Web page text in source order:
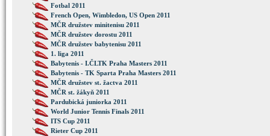
Fotbal 2011
French Open, Wimbledon, US Open 2011
MČR družstev minitenisu 2011
MČR družstev dorostu 2011
MČR družstev babytenisu 2011
1. liga 2011
Babytenis - I.ČLTK Praha Masters 2011
Babytenis - TK Sparta Praha Masters 2011
MČR družstev st. žactva 2011
MČR st. žákyň 2011
Pardubická juniorka 2011
World Junior Tennis Finals 2011
ITS Cup 2011
Rieter Cup 2011